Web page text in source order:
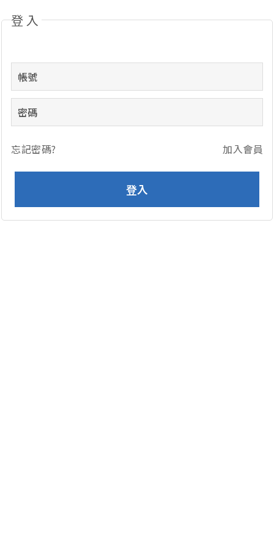
登入
忘記密碼? 加入會員